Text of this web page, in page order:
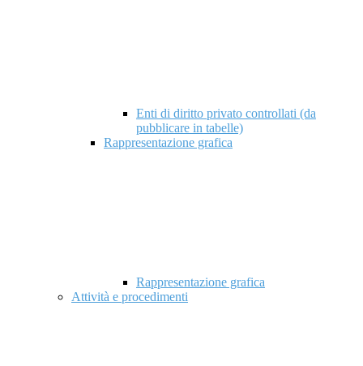
Enti di diritto privato controllati (da
pubblicare in tabelle)
Rappresentazione grafica
Rappresentazione grafica
Attività e procedimenti